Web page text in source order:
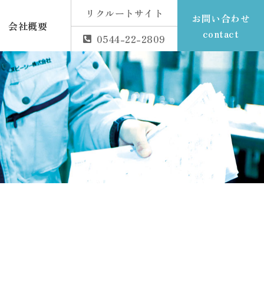
会社概要
リクルートサイト
0544-22-2809
お問い合わせ
contact